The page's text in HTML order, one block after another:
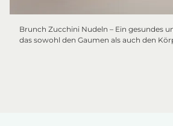
Brunch Zucchini Nudeln – Ein gesundes
das sowohl den Gaumen als auch den